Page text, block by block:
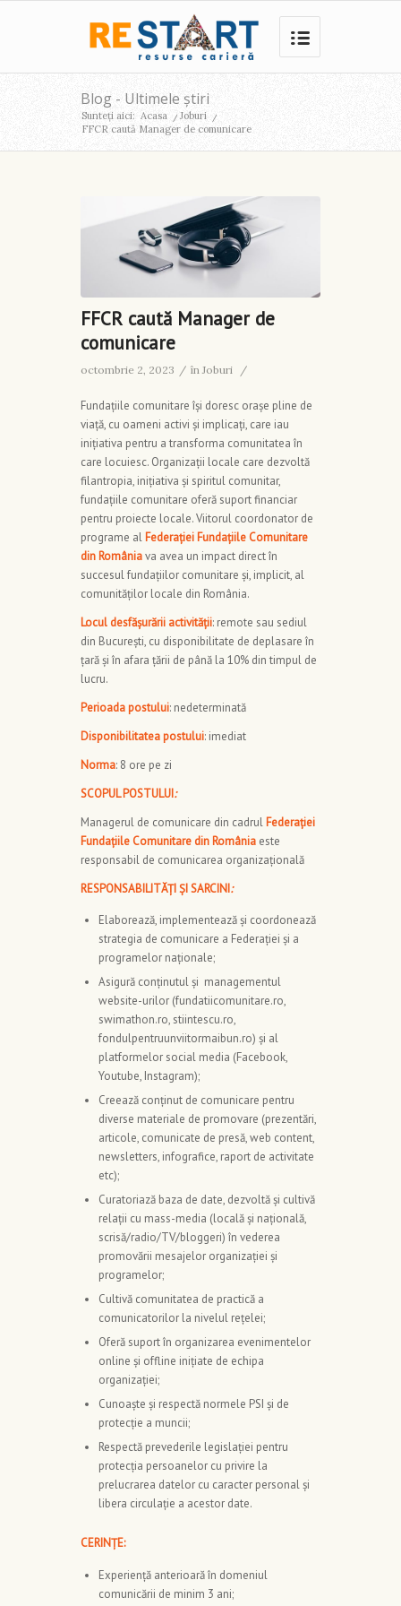
Blog - Ultimele știri
Sunteți aici: Acasa / Joburi /
FFCR caută Manager de comunicare
FFCR caută Manager de
comunicare
octombrie 2, 2023 / în Joburi /
Fundațiile comunitare îşi doresc oraşe pline de
viaţă, cu oameni activi şi implicaţi, care iau
iniţiativa pentru a transforma comunitatea în
care locuiesc. Organizaţii locale care dezvoltă
filantropia, iniţiativa şi spiritul comunitar,
fundaţiile comunitare oferă suport financiar
pentru proiecte locale. Viitorul coordonator de
programe al Federaţiei Fundaţiile Comunitare
din Româniava avea un impact direct în
succesul fundaţiilor comunitare şi, implicit, al
comunităţilor locale din România.
Locul desfășurării activității: remote sau sediul
din București, cu disponibilitate de deplasare în
țară și în afara țării de până la 10% din timpul de
lucru.
Perioada postului: nedeterminată
Disponibilitatea postului: imediat
Norma: 8 ore pe zi
SCOPUL POSTULUI:
Managerul de comunicare din cadrul Federației
Fundațiile Comunitare din România este
responsabil de comunicarea organizațională
RESPONSABILITĂȚI ȘI SARCINI:
Elaborează, implementează și coordonează
strategia de comunicare a Federației și a
programelor naționale;
Asigură conținutul și managementul
website-urilor (fundatiicomunitare.ro,
swimathon.ro, stiintescu.ro,
fondulpentruunviitormaibun.ro) și al
platformelor social media (Facebook,
Youtube, Instagram);
Creează conținut de comunicare pentru
diverse materiale de promovare (prezentări,
articole, comunicate de presă, web content,
newsletters, infografice, raport de activitate
etc);
Curatoriază baza de date, dezvoltă și cultivă
relații cu mass-media (locală și națională,
scrisă/radio/TV/bloggeri) în vederea
promovării mesajelor organizației și
programelor;
Cultivă comunitatea de practică a
comunicatorilor la nivelul rețelei;
Oferă suport în organizarea evenimentelor
online și offline inițiate de echipa
organizației;
Cunoaşte şi respectă normele PSI şi de
protecţie a muncii;
Respectă prevederile legislației pentru
protecţia persoanelor cu privire la
prelucrarea datelor cu caracter personal şi
libera circulație a acestor date.
CERINȚE:
Experiență anterioară în domeniul
comunicării de minim 3 ani;